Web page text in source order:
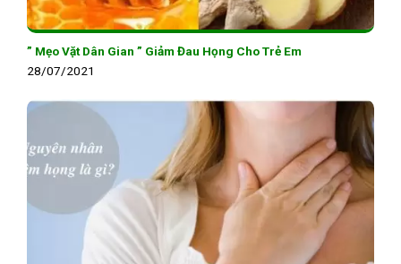
” Mẹo Vặt Dân Gian ” Giảm Đau Họng Cho Trẻ Em
28/07/2021